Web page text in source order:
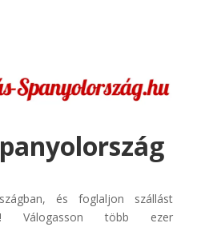
és foglaljon szállást
Válogasson több ezer